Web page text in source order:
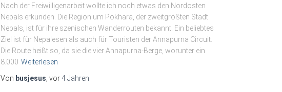
Nach der Freiwilligenarbeit wollte ich noch etwas den Nordosten
Nepals erkunden. Die Region um Pokhara, der zweitgrößten Stadt
Nepals, ist für ihre szenischen Wanderrouten bekannt. Ein beliebtes
Ziel ist für Nepalesen als auch für Touristen der Annapurna Circuit.
Die Route heißt so, da sie die vier Annapurna-Berge, worunter ein
8.000 Weiterlesen
Von busjesus , vor4 Jahren